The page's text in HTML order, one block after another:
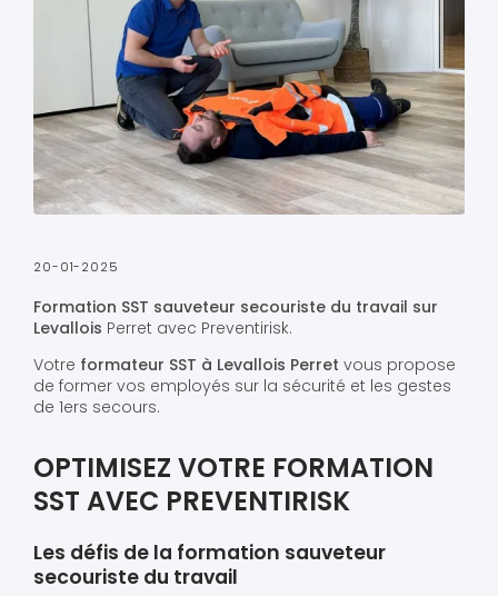
20-01-2025
Formation SST sauveteur secouriste du travail sur
Levallois Perret avec Preventirisk.
Votre formateur SST à Levallois Perret vous propose
de former vos employés sur la sécurité et les gestes
de 1ers secours.
OPTIMISEZ VOTRE FORMATION
SST AVEC PREVENTIRISK
Les défis de la formation sauveteur
secouriste du travail